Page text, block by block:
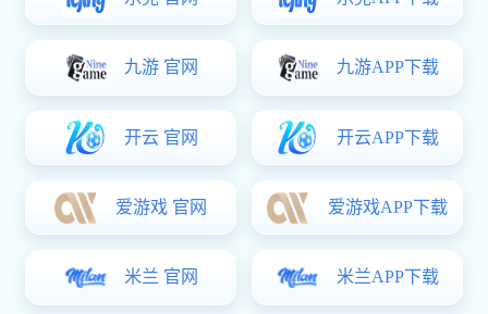
三维CAD建模软件 Solid3000
当前位置：亿万28 三维CAD建模软件 Solid3000
产品概述